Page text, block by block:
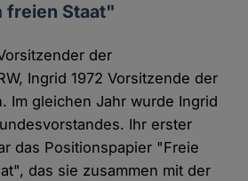
freien Staat"
der
Ingrid 1972 Vorsitzende der
Im gleichen Jahr wurde Ingrid
Ihr erster
das Positionspapier "Freie
das sie zusammen mit der